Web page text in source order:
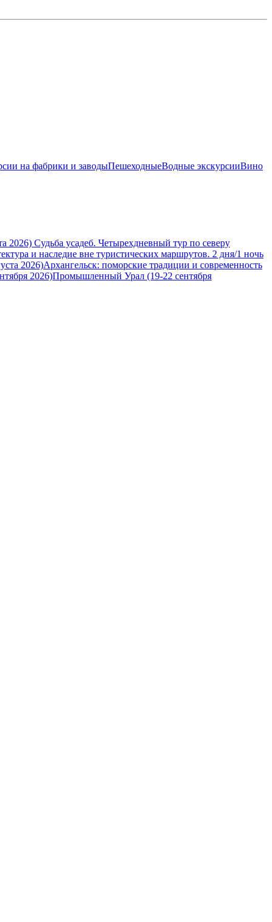
на фабрики и заводыПешеходныеВодные экскурсииВино
2026) Судьба усадеб. Четырехдневный тур по северу
и наследие вне туристических маршрутов. 2 дня/1 ночь
2026)Архангельск: поморские традиции и современность
2026)Промышленный Урал (19-22 сентября